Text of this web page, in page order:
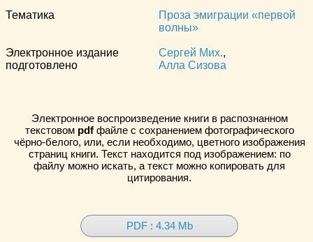
Тематика
Проза эмиграции «первой
волны»
Электронное издание
подготовлено
Сергей Мих.,
Алла Сизова
Электронное воспроизведение книги в распознанном
текстовом pdfфайле с сохранением фотографического
чёрно-белого, или, если необходимо, цветного изображения
страниц книги. Текст находится под изображением: по
файлу можно искать, а текст можно копировать для
цитирования.
PDF : 4.34 Mb